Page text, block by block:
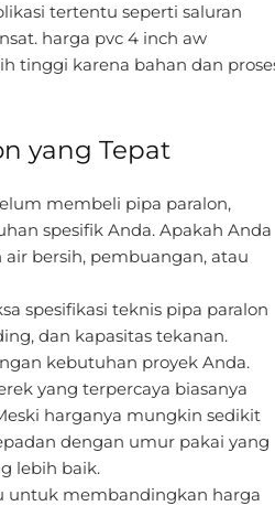
tertentu seperti saluran
harga pvc 4 inch aw
tinggi karena bahan dan
yang Tepat
membeli pipa paralon,
spesifik Anda. Apakah Anda
bersih, pembuangan, atau
spesifikasi teknis pipa paralon
dan kapasitas tekanan.
kebutuhan proyek Anda.
yang terpercaya biasanya
harganya mungkin sedikit
dengan umur pakai yang
lebih baik.
untuk membandingkan harga